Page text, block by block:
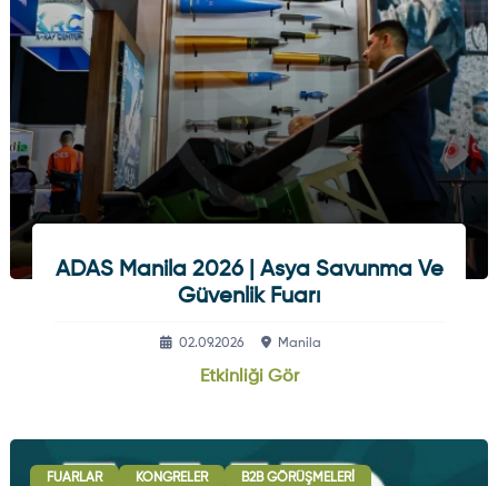
ADAS Manila 2026 | Asya Savunma Ve
Güvenlik Fuarı
02.09.2026 Manila
Etkinliği Gör
FUARLAR KONGRELER B2B GÖRÜŞMELERI